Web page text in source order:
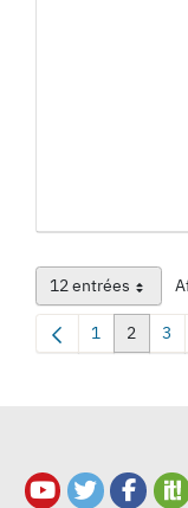
12 entrées
Par page
Page
1 Page
2 3